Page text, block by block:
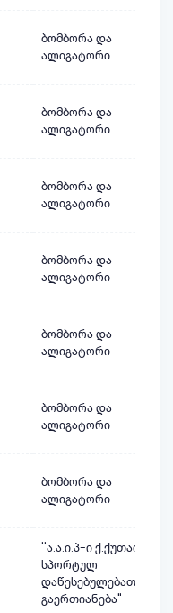
ბომბორა და
ალიგატორი
ბომბორა და
ალიგატორი
ბომბორა და
ალიგატორი
ბომბორა და
ალიგატორი
ბომბორა და
ალიგატორი
ბომბორა და
ალიგატორი
ბომბორა და
ალიგატორი
''ა.ა.ი.პ-ი ქ.ქუთაისის
სპორტულ
დაწესებულებათა
გაერთიანება"